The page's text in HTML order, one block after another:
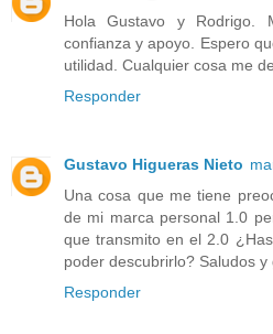
Hola Gustavo y Rodrigo.
confianza y apoyo. Espero
utilidad. Cualquier cosa me
Responder
Gustavo Higueras Nieto
Una cosa que me tiene
de mi marca personal 1.0
que transmito en el 2.0
poder descubrirlo? Saludos y
Responder